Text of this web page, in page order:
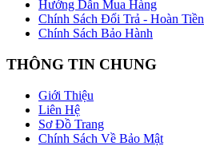
Hướng Dẫn Mua Hàng
Chính Sách Đổi Trả - Hoàn Tiền
Chính Sách Bảo Hành
THÔNG TIN CHUNG
Giới Thiệu
Liên Hệ
Sơ Đồ Trang
Chính Sách Về Bảo Mật